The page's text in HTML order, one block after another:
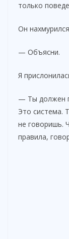
только
Он
— Объясни.
Я
— Ты должен
Это система.
не говоришь.
правила,